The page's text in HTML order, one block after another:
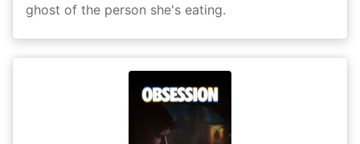
ghost of the person she's eating.